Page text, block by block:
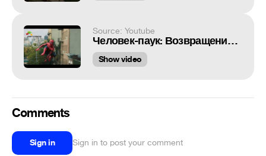
Source: Youtube
Человек-паук: Возвращение домой | c 6 июля в МОРИ СИНЕМА
Show video
Comments
Sign in Sign in to post your comment